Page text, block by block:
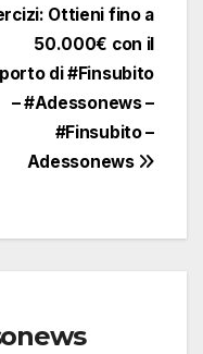
Ottieni fino a
50.000€ con il
di #Finsubito
– #Adessonews –
#Finsubito –
Adessonews